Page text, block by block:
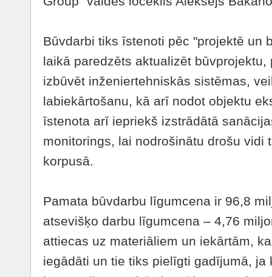
Būvdarbi tiks īstenoti pēc "projektē un
laikā paredzēts aktualizēt
izbūvēt inženiertehniskās sistēmas,
labiekārtošanu, kā arī nodot objektu
īstenota arī iepriekš izstrādātā
monitorings, lai nodrošinātu drošu vidi
korpusā.
Pamata būvdarbu līgumcena ir 96,8
atsevišķo darbu līgumcena – 4,76
attiecas uz materiāliem un iekārtām,
iegādāti un tie tiks pielīgti gadījumā, ja